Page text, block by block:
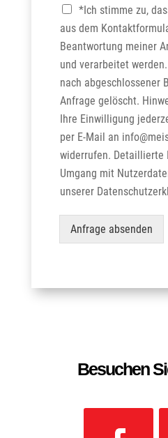
C
e
c
k
b
o
x
e
n
*
*Ich stimme zu,
aus dem
Beantwortung meiner
und verarbeitet
nach abgeschlossener
Anfrage gelöscht.
Ihre Einwilligung
per E-Mail an
widerrufen. Detaillierte
Umgang mit
unserer
Anfrage absenden
Besuchen